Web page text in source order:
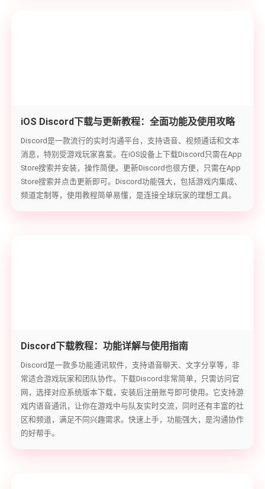
iOS Discord下载与更新教程：全面功能及使用攻略
Discord是一款流行的实时沟通平台，支持语音、视频通话和文本
消息，特别受游戏玩家喜爱。在iOS设备上下载Discord只需在App
Store搜索并安装，操作简便。更新Discord也很方便，只需在App
Store搜索并点击更新即可。Discord功能强大，包括游戏内集成、
频道定制等，使用教程简单易懂，是连接全球玩家的理想工具。
Discord下载教程：功能详解与使用指南
Discord是一款多功能通讯软件，支持语音聊天、文字分享等，非
常适合游戏玩家和团队协作。下载Discord非常简单，只需访问官
网，选择对应系统版本下载，安装后注册账号即可使用。它支持游
戏内语音通讯，让你在游戏中与队友实时交流，同时还有丰富的社
区和频道，满足不同兴趣需求。快速上手，功能强大，是沟通协作
的好帮手。